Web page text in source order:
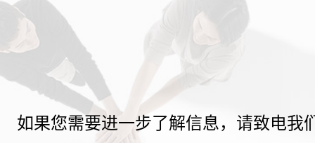
如果您需要进一步了解信息，请致电我